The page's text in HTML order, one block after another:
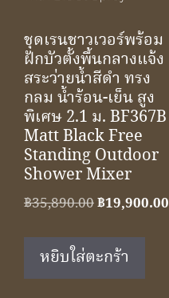
ชุดเรนชาวเวอร์พร้อม
ฝักบัวตั้งพื้นกลางแจ้ง
สระว่ายน้ำสีดำ ทรง
กลม น้ำร้อน-เย็น สูง
พิเศษ 2.1 ม. BF367B
Matt Black Free
Standing Outdoor
Shower Mixer
฿35,890.00Original
was:
฿35,890.00.
฿19,900.00
หยิบใส่ตะกร้า